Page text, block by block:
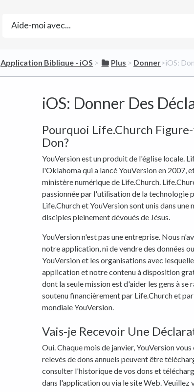
​Application Biblique - iOS ​ > ​ ​Plus ​ > ​ ​Donner​>​ iOS:
iOS: Donner Des
Pourquoi Life.Church
Don?
YouVersion est un produit de l'église locale.
l'Oklahoma qui a lancé YouVersion en 2007,
ministère numérique de Life.Church.
passionnée par l'utilisation de la technologie
Life.Church et YouVersion sont unis dans une
disciples pleinement dévoués de Jésus.
YouVersion n'est pas une entreprise. Nous
notre application, ni de vendre des données
YouVersion et les organisations avec
application et notre contenu à disposition
dont la seule mission est d'aider les gens à
soutenu financièrement par Life.Church et
mondiale YouVersion.
Vais-je Recevoir Une
Oui. Chaque mois de janvier, YouVersion
relevés de dons annuels peuvent être
consulter l'historique de vos dons et
dans l'application ou via le site Web. Veuillez